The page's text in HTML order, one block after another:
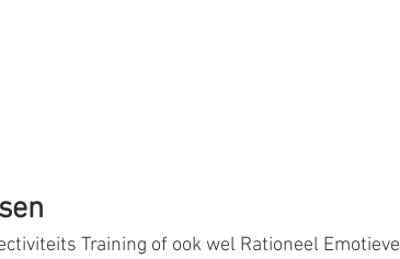
Training of ook wel Rationeel Emotieve